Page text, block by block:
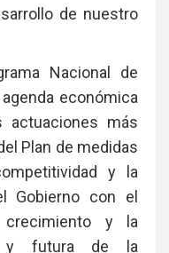
de nuestro
Nacional de
económica
actuaciones más
Plan de medidas
y la
Gobierno con el
y la
y futura de la